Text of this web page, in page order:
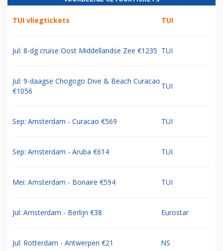
TUI vliegtickets TUI
Jul: 8-dg cruise Oost Middellandse Zee €1235 TUI
Jul: 9-daagse Chogogo Dive & Beach Curacao
€1056
TUI
Sep: Amsterdam - Curacao €569 TUI
Sep: Amsterdam - Aruba €614 TUI
Mei: Amsterdam - Bonaire €594 TUI
Jul: Amsterdam - Berlijn €38 Eurostar
Jul: Rotterdam - Antwerpen €21 NS